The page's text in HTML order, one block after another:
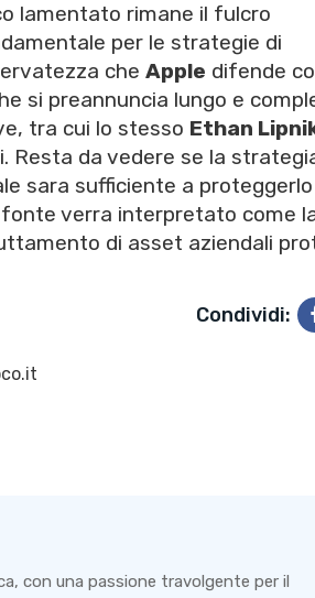
lamentato rimane il fulcro
per le strategie di
che Apple difende
si preannuncia lungo e
tra cui lo stesso Ethan
Resta da vedere se la
sara sufficiente a
verra interpretato come
di asset aziendali
Condividi:
con una passione travolgente per il